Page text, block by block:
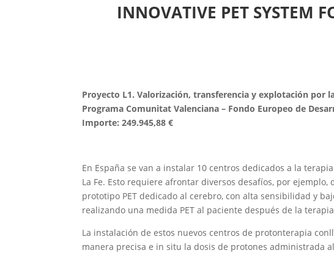
INNOVATIVE PET SYSTEM
Proyecto L1. Valorización, transferencia y explotación por
Programa Comunitat Valenciana – Fondo Europeo de
Importe: 249.945,88 €
En España se van a instalar 10 centros dedicados a la
La Fe. Esto requiere afrontar diversos desafíos, por
prototipo PET dedicado al cerebro, con alta sensibilidad y
realizando una medida PET al paciente después de la
La instalación de estos nuevos centros de protonterapia
manera precisa e in situ la dosis de protones administrada